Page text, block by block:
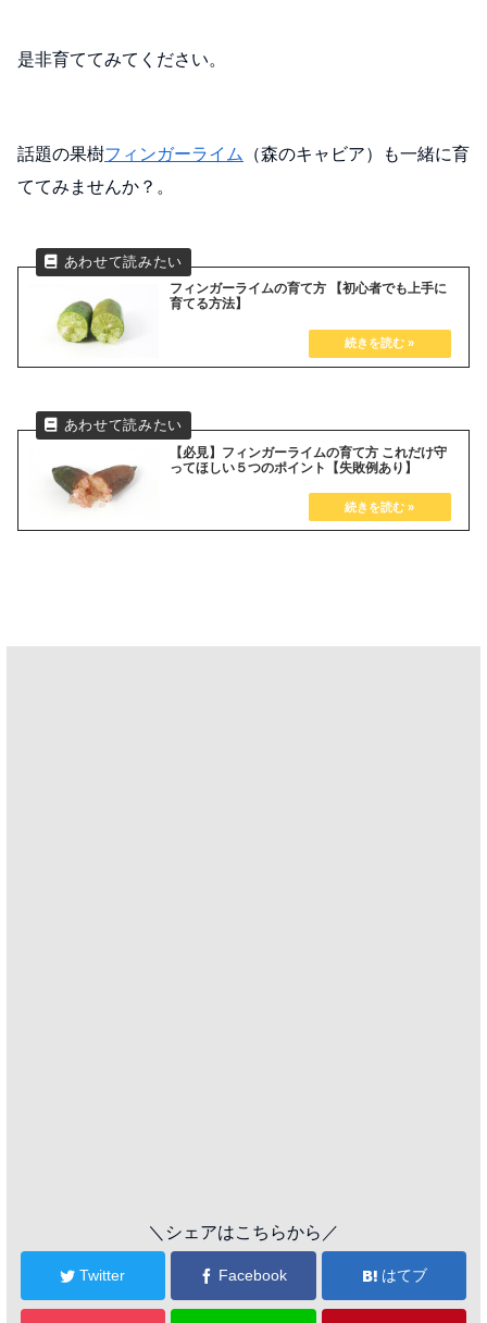
是非育ててみてください。
話題の果樹フィンガーライム （森のキャビア）も一緒に育
ててみませんか？。
フィンガーライムの育て方 【初心者でも上手に
育てる方法】
【必見】フィンガーライムの育て方 これだけ守
ってほしい５つのポイント【失敗例あり】
＼シェアはこちらから／
Twitter Facebook はてブ